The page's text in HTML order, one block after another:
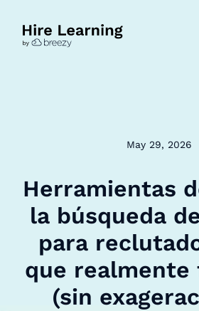
May 29, 2026
Herramientas
la búsqueda
para
que realmente
(sin